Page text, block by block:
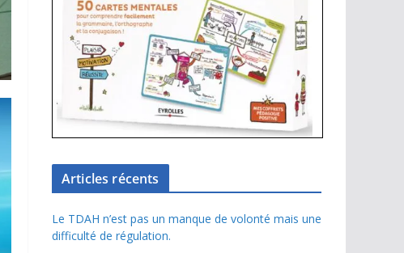
Articles récents
Le TDAH n’est pas un manque de volonté mais une
difficulté de régulation.